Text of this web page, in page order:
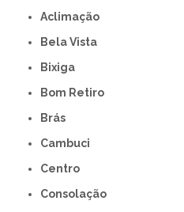
Aclimação
Bela Vista
Bixiga
Bom Retiro
Brás
Cambuci
Centro
Consolação